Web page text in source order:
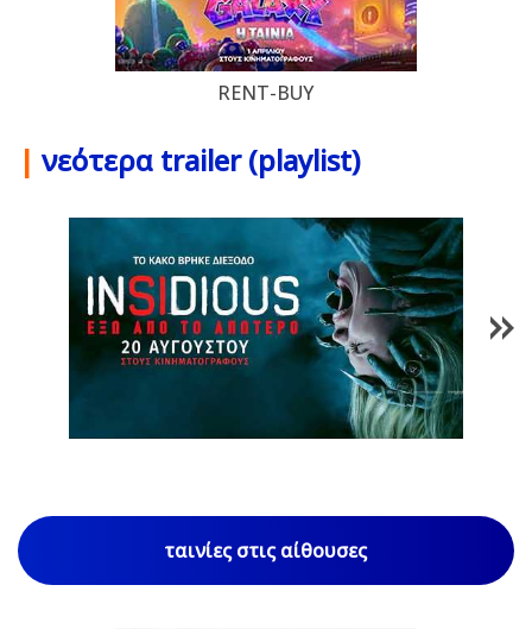
RENT-BUY
| νεότερα trailer (playlist)
1
ταινίες στις αίθουσες